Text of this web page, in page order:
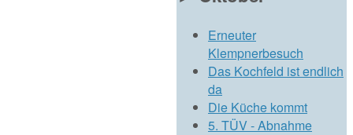
Erneuter
Klempnerbesuch
Das Kochfeld ist endlich
da
Die Küche kommt
5. TÜV - Abnahme